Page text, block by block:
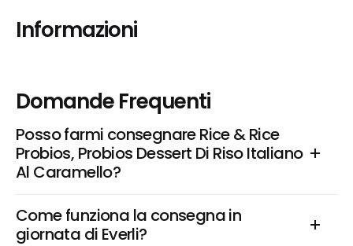
Informazioni
Domande Frequenti
Posso farmi consegnare Rice & Rice
Probios, Probios Dessert Di Riso Italiano
Al Caramello?
Come funziona la consegna in
giornata di Everli?